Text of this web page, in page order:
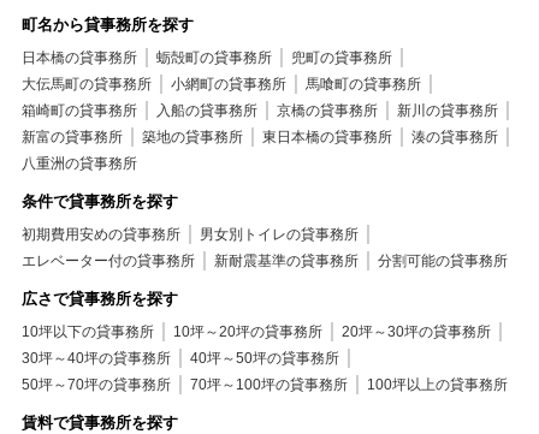
町名から貸事務所を探す
日本橋の貸事務所 蛎殻町の貸事務所
兜町の貸事務所
大伝馬町の貸事務所
小網町の貸事務所
馬喰町の貸事務所
箱崎町の貸事務所
入船の貸事務所 京橋の貸事務所
新川の貸事務所
新富の貸事務所
築地の貸事務所 東日本橋の貸事務所
湊の貸事務所
八重洲の貸事務所
条件で貸事務所を探す
初期費用安めの貸事務所
男女別トイレの貸事務所
エレベーター付の貸事務所
新耐震基準の貸事務所 分割可能の貸事務所
広さで貸事務所を探す
10坪以下の貸事務所 10坪～20坪の貸事務所
20坪～30坪の貸事務所
30坪～40坪の貸事務所
40坪～50坪の貸事務所
50坪～70坪の貸事務所
70坪～100坪の貸事務所 100坪以上の貸事務所
賃料で貸事務所を探す